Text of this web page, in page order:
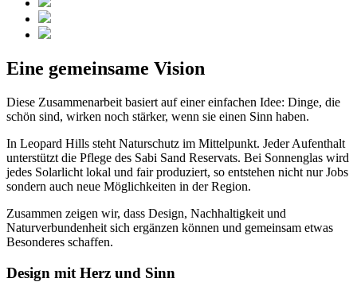
Eine gemeinsame Vision
Diese Zusammenarbeit basiert auf einer einfachen Idee: Dinge, die
schön sind, wirken noch stärker, wenn sie einen Sinn haben.
In Leopard Hills steht Naturschutz im Mittelpunkt. Jeder Aufenthalt
unterstützt die Pflege des Sabi Sand Reservats. Bei Sonnenglas wird
jedes Solarlicht lokal und fair produziert, so entstehen nicht nur Jobs
sondern auch neue Möglichkeiten in der Region.
Zusammen zeigen wir, dass Design, Nachhaltigkeit und
Naturverbundenheit sich ergänzen können und gemeinsam etwas
Besonderes schaffen.
Design mit Herz und Sinn